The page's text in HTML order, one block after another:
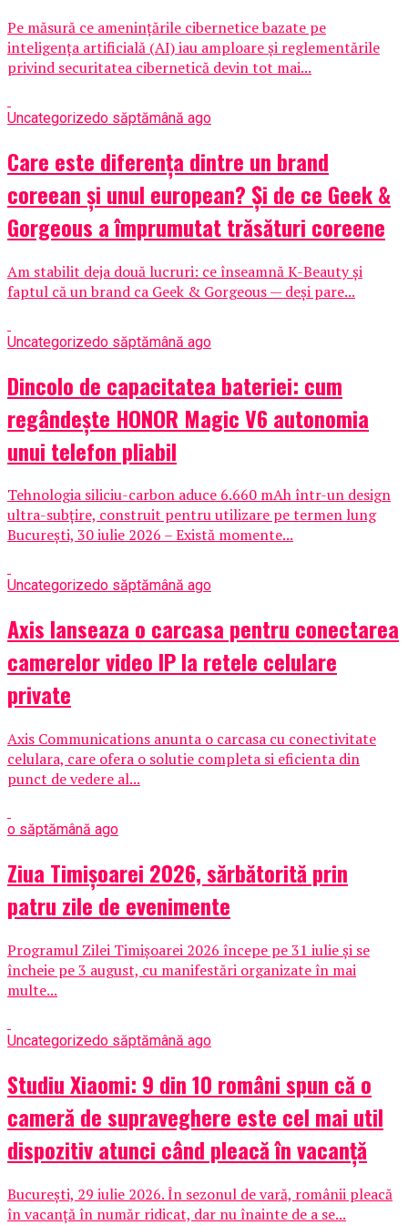
Pe măsură ce amenințările cibernetice bazate pe
inteligența artificială (AI) iau amploare și reglementările
privind securitatea cibernetică devin tot mai...
Uncategorizedo săptămână ago
Care este diferența dintre un brand
coreean și unul european? Și de ce Geek &
Gorgeous a împrumutat trăsături coreene
Am stabilit deja două lucruri: ce înseamnă K-Beauty și
faptul că un brand ca Geek & Gorgeous — deși pare...
Uncategorizedo săptămână ago
Dincolo de capacitatea bateriei: cum
regândește HONOR Magic V6 autonomia
unui telefon pliabil
Tehnologia siliciu-carbon aduce 6.660 mAh într-un design
ultra-subțire, construit pentru utilizare pe termen lung
București, 30 iulie 2026 – Există momente...
Uncategorizedo săptămână ago
Axis lanseaza o carcasa pentru conectarea
camerelor video IP la retele celulare
private
Axis Communications anunta o carcasa cu conectivitate
celulara, care ofera o solutie completa si eficienta din
punct de vedere al...
o săptămână ago
Ziua Timișoarei 2026, sărbătorită prin
patru zile de evenimente
Programul Zilei Timișoarei 2026 începe pe 31 iulie și se
încheie pe 3 august, cu manifestări organizate în mai
multe...
Uncategorizedo săptămână ago
Studiu Xiaomi: 9 din 10 români spun că o
cameră de supraveghere este cel mai util
dispozitiv atunci când pleacă în vacanță
București, 29 iulie 2026. În sezonul de vară, românii pleacă
în vacanță în număr ridicat, dar nu înainte de a se...